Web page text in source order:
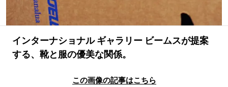
インターナショナル ギャラリー ビームスが提案
する、靴と服の優美な関係。
この画像の記事はこちら